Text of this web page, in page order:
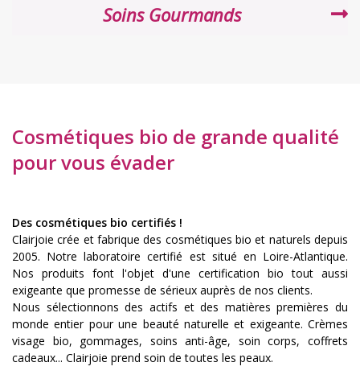
Soins Gourmands
Cosmétiques bio de grande qualité
pour vous évader
Des cosmétiques bio certifiés !
Clairjoie crée et fabrique des cosmétiques bio et naturels depuis
2005. Notre laboratoire certifié est situé en Loire-Atlantique.
Nos produits font l'objet d'une certification bio tout aussi
exigeante que promesse de sérieux auprès de nos clients.
Nous sélectionnons des actifs et des matières premières du
monde entier pour une beauté naturelle et exigeante. Crèmes
visage bio, gommages, soins anti-âge, soin corps, coffrets
cadeaux... Clairjoie prend soin de toutes les peaux.